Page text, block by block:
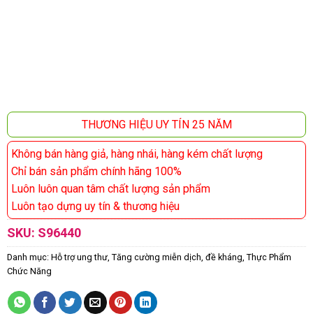
THƯƠNG HIỆU UY TÍN 25 NĂM
Không bán hàng giả, hàng nhái, hàng kém chất lượng
Chỉ bán sản phẩm chính hãng 100%
Luôn luôn quan tâm chất lượng sản phẩm
Luôn tạo dựng uy tín & thương hiệu
SKU: S96440
Danh mục: Hỗ trợ ung thư, Tăng cường miễn dịch, đề kháng Thực Phẩm
Chức Năng